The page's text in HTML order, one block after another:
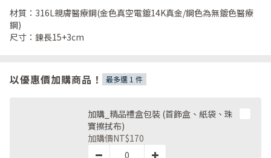
材質：316L親膚醫療鋼(金色真空電鍍14K真金/鋼色為無鍍色醫療
鋼)
尺寸：鍊長15+3cm
以優惠價加購商品！ 最多選 1 件
加購_精品禮盒包裝 (首飾盒、紙袋、珠
寶擦拭布)
加購價NT$170